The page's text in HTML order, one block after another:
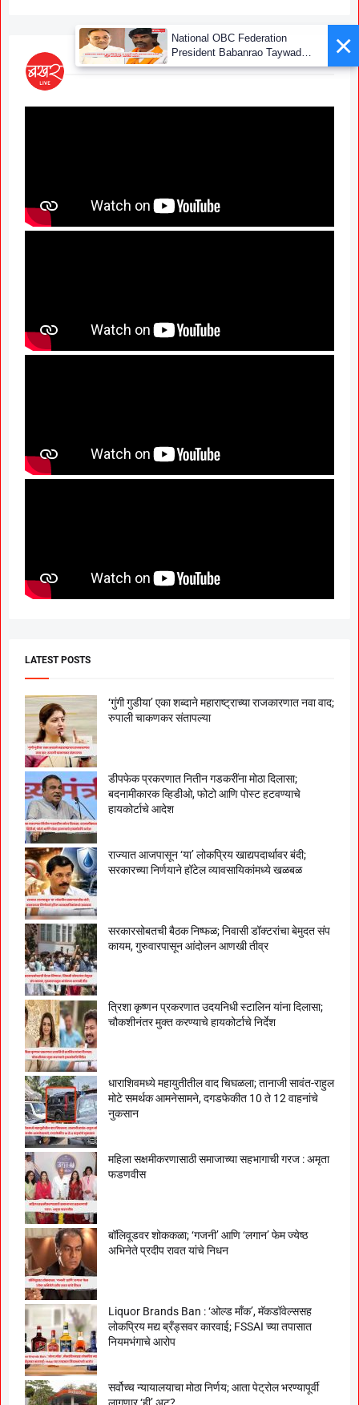
LATEST POSTS
‘गुंगी गुडीया’ एका शब्दाने महाराष्ट्राच्या राजकारणात नवा वाद;
रुपाली चाकणकर संतापल्या
डीपफेक प्रकरणात नितीन गडकरींना मोठा दिलासा;
बदनामीकारक व्हिडीओ, फोटो आणि पोस्ट हटवण्याचे
हायकोर्टाचे आदेश
राज्यात आजपासून ‘या’ लोकप्रिय खाद्यपदार्थावर बंदी;
सरकारच्या निर्णयाने हॉटेल व्यावसायिकांमध्ये खळबळ
सरकारसोबतची बैठक निष्फळ; निवासी डॉक्टरांचा बेमुदत संप
कायम, गुरुवारपासून आंदोलन आणखी तीव्र
त्रिशा कृष्णन प्रकरणात उदयनिधी स्टालिन यांना दिलासा;
चौकशीनंतर मुक्त करण्याचे हायकोर्टाचे निर्देश
धाराशिवमध्ये महायुतीतील वाद चिघळला; तानाजी सावंत-राहुल
मोटे समर्थक आमनेसामने, दगडफेकीत 10 ते 12 वाहनांचे
नुकसान
महिला सक्षमीकरणासाठी समाजाच्या सहभागाची गरज : अमृता
फडणवीस
बॉलिवूडवर शोककळा; ‘गजनी’ आणि ‘लगान’ फेम ज्येष्ठ
अभिनेते प्रदीप रावत यांचे निधन
Liquor Brands Ban : ‘ओल्ड मॉंक’, मॅकडॉवेल्ससह
लोकप्रिय मद्य ब्रँड्सवर कारवाई; FSSAI च्या तपासात
नियमभंगाचे आरोप
सर्वोच्च न्यायालयाचा मोठा निर्णय; आता पेट्रोल भरण्यापूर्वी
×
National OBC Federation
President Babanrao Taywade
Claims Only 27 Kunbi
GR; Alarming News for Mano